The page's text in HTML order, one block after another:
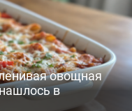
овощная
в